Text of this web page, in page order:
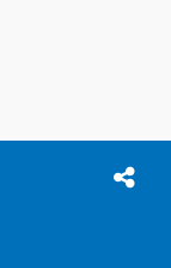
Open こ